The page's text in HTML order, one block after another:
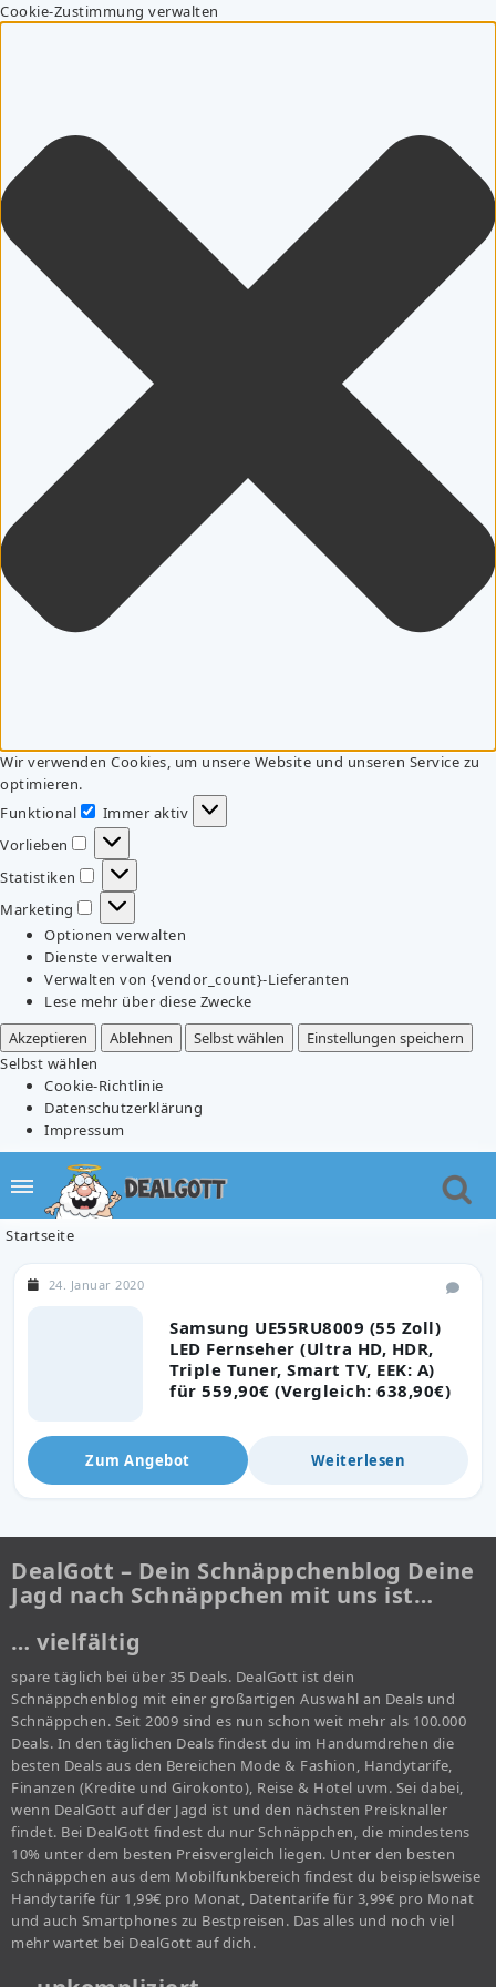
Cookie-Zustimmung verwalten
Wir verwenden Cookies, um unsere Website und unseren Service zu
optimieren.
Funktional
Funktional
Immer aktiv
Vorlieben
Vorlieben
Statistiken
Statistiken
Marketing
Marketing
Optionen verwalten
Dienste verwalten
Verwalten von {vendor_count}-Lieferanten
Lese mehr über diese Zwecke
Akzeptieren
Ablehnen Selbst wählen
Einstellungen speichern
Selbst wählen
Cookie-Richtlinie
Datenschutzerklärung
Impressum
Startseite
Samsung UE55RU8009 (55 Zoll)
LED Fernseher (Ultra HD, HDR,
Triple Tuner, Smart TV, EEK: A)
für 559,90€ (Vergleich: 638,90€)
24. Januar 2020
Zum Angebot Weiterlesen
DealGott – Dein Schnäppchenblog Deine
Jagd nach Schnäppchen mit uns ist…
… vielfältig
spare täglich bei über 35 Deals. DealGott ist dein
Schnäppchenblog mit einer großartigen Auswahl an Deals und
Schnäppchen. Seit 2009 sind es nun schon weit mehr als 100.000
Deals. In den täglichen Deals findest du im Handumdrehen die
besten Deals aus den Bereichen Mode & Fashion, Handytarife,
Finanzen (Kredite und Girokonto), Reise & Hotel uvm. Sei dabei,
wenn DealGott auf der Jagd ist und den nächsten Preisknaller
findet. Bei DealGott findest du nur Schnäppchen, die mindestens
10% unter dem besten Preisvergleich liegen. Unter den besten
Schnäppchen aus dem Mobilfunkbereich findest du beispielsweise
Handytarife für 1,99€ pro Monat, Datentarife für 3,99€ pro Monat
und auch Smartphones zu Bestpreisen. Das alles und noch viel
mehr wartet bei DealGott auf dich.